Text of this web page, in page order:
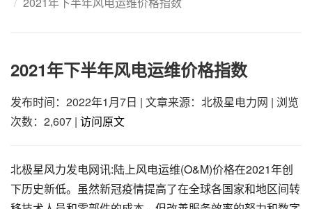
2021年下半年风电运维价格指数
发布时间：2022年1月7日 | 文章来源：北极星电力网 | 浏览
次数：2,607 | 访问原文
北极星风力发电网讯:陆上风电运维(O&M)价格在2021年创
下历史新低。虽然新冠疫情提高了在全球各国家和地区间转